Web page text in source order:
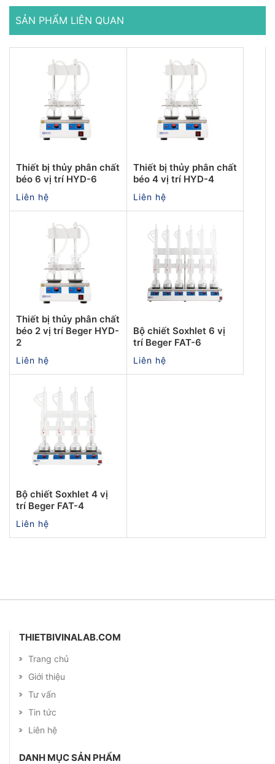
SẢN PHẨM LIÊN QUAN
Thiết bị thủy phân chất
béo 6 vị trí HYD-6
Liên hệ
Thiết bị thủy phân chất
béo 4 vị trí HYD-4
Liên hệ
Thiết bị thủy phân chất
béo 2 vị trí Beger HYD-
2
Liên hệ
Bộ chiết Soxhlet 6 vị
trí Beger FAT-6
Liên hệ
Bộ chiết Soxhlet 4 vị
trí Beger FAT-4
Liên hệ
THIETBIVINALAB.COM
Trang chủ
Giới thiệu
Tư vấn
Tin tức
Liên hệ
DANH MỤC SẢN PHẨM